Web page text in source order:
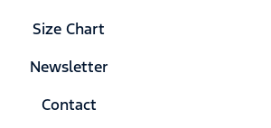
Size Chart
Newsletter
Contact